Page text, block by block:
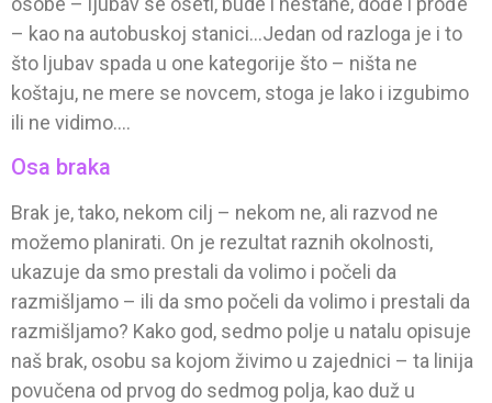
– kao na autobuskoj stanici…Jedan od razloga je i to
što ljubav spada u one kategorije što – ništa ne
koštaju, ne mere se novcem, stoga je lako i izgubimo
ili ne vidimo….
Osa braka
Brak je, tako, nekom cilj – nekom ne, ali razvod ne
možemo planirati. On je rezultat raznih okolnosti,
ukazuje da smo prestali da volimo i počeli da
razmišljamo – ili da smo počeli da volimo i prestali da
razmišljamo? Kako god, sedmo polje u natalu opisuje
naš brak, osobu sa kojom živimo u zajednici – ta linija
povučena od prvog do sedmog polja, kao duž u